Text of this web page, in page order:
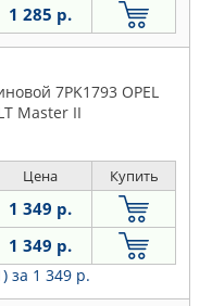
1 285 р.
7PK1793 OPEL
Master II
Цена Купить
1 349 р.
1 349 р.
за 1 349 р.